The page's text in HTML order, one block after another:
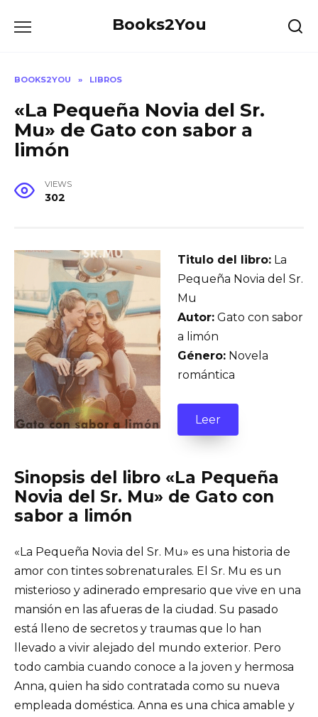
Books2You
BOOKS2YOU » LIBROS
«La Pequeña Novia del Sr.
Mu» de Gato con sabor a
limón
VIEWS
302
Titulo del libro: La
Pequeña Novia del Sr.
Mu
Autor: Gato con sabor
a limón
Género: Novela
romántica
Leer
Sinopsis del libro «La Pequeña
Novia del Sr. Mu» de Gato con
sabor a limón
«La Pequeña Novia del Sr. Mu» es una historia de
amor con tintes sobrenaturales. El Sr. Mu es un
misterioso y adinerado empresario que vive en una
mansión en las afueras de la ciudad. Su pasado
está lleno de secretos y traumas que lo han
llevado a vivir alejado del mundo exterior. Pero
todo cambia cuando conoce a la joven y hermosa
Anna, quien ha sido contratada como su nueva
empleada doméstica. Anna es una chica amable y